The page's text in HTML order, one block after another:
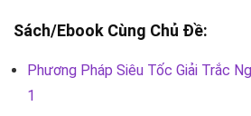
Sách/Ebook Cùng Chủ Đề:
Phương Pháp Siêu Tốc Giải Trắc
1